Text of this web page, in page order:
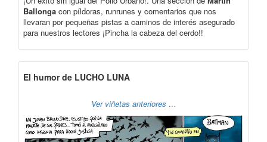
Ballonga con píldoras, runrunes y comentarios que nos
llevaran por pequeñas pistas a caminos de interés asegurado
para nuestros lectores ¡Pincha la cabeza del cerdo!!
El humor de LUCHO LUNA
Ver viñetas anteriores …